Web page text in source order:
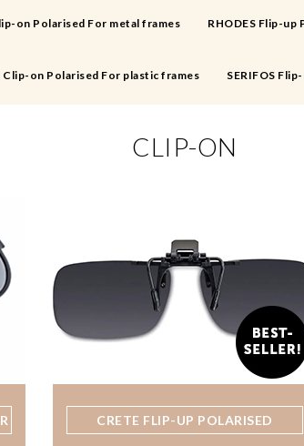
on Polarised For metal frames RHODES Flip-up
Clip-on Polarised For plastic frames SERIFOS
CLIP-ON
CRETE FLIP-UP POLARISED